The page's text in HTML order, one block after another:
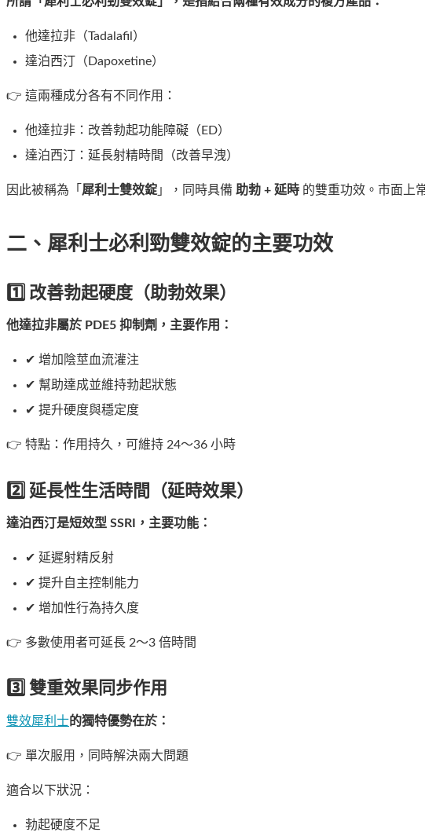
他達拉非（Tadalafil）
達泊西汀（Dapoxetine）
👉 這兩種成分各有不同作用：
他達拉非：改善勃起功能障礙（ED）
達泊西汀：延長射精時間（改善早洩）
因此被稱為「 犀利士雙效錠 」，同時具備 助勃 + 延時 的雙重功效。市面上
二、犀利士必利勁雙效錠的主要功效
1️⃣ 改善勃起硬度（助勃效果）
他達拉非屬於 PDE5 抑制劑，主要作用：
✔ 增加陰莖血流灌注
✔ 幫助達成並維持勃起狀態
✔ 提升硬度與穩定度
👉 特點：作用持久，可維持 24～36 小時
2️⃣ 延長性生活時間（延時效果）
達泊西汀是短效型 SSRI，主要功能：
✔ 延遲射精反射
✔ 提升自主控制能力
✔ 增加性行為持久度
👉 多數使用者可延長 2～3 倍時間
3️⃣ 雙重效果同步作用
雙效犀利士的獨特優勢在於：
👉 單次服用，同時解決兩大問題
適合以下狀況：
勃起硬度不足